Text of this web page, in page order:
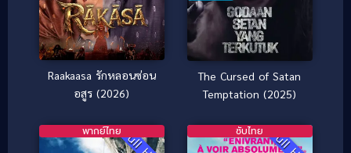
Raakaasa รักหลอนซ่อน
อสูร (2026)
The Cursed of Satan
Temptation (2025)
พากย์ไทย ซับไทย